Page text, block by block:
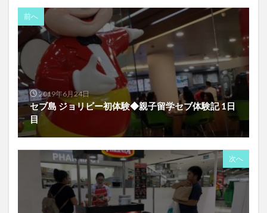
前へ
2019年6月24日
セブ島 ジョリビー初体験◆親子留学セブ体験記 1日
目
次へ